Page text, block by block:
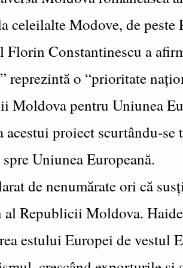
celeilalte Modove, de peste
Florin Constantinescu a
reprezintă o “prioritate
Moldova pentru Uniunea
acestui proiect scurtându-
Uniunea Europeană.
de nenumărate ori că
al Republicii Moldova.
estului Europei de vestul